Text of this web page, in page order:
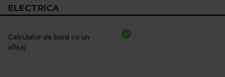
ELECTRICA
Calculator de bord cu un
afișaj